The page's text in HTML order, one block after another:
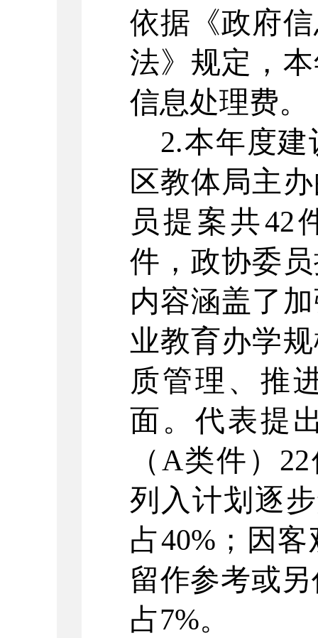
依据《政府
法》规定，
信息处理费。
2.本年度
区教体局主
员提案共42
件，政协委
内容涵盖了
业教育办学
质管理、推
面。代表提
（A类件）
列入计划逐
占40%；因
留作参考或
占7%。